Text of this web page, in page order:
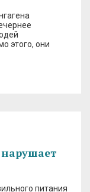
этого, они
питания